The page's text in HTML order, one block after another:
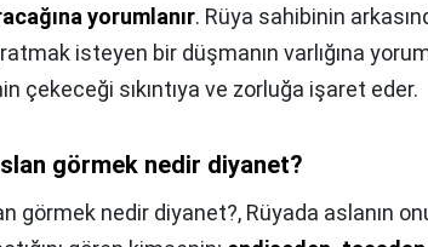
yorumlanır. Rüya sahibinin
isteyen bir düşmanın varlığına
çekeceği sıkıntıya ve zorluğa işaret eder.
görmek nedir diyanet?
görmek nedir diyanet?, Rüyada aslanın